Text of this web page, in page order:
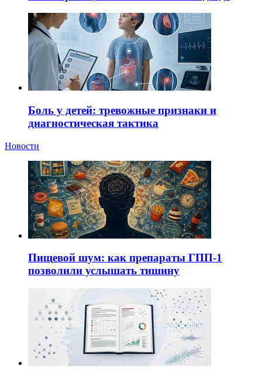
Боль у детей: тревожные признаки и
диагностическая тактика
Новости
Пищевой шум: как препараты ГПП-1
позволили услышать тишину